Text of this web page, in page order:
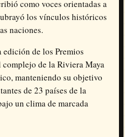
como voces orientadas a
los vínculos históricos
naciones.
de los Premios
de la Riviera Maya
manteniendo su objetivo
de 23 países de la
un clima de marcada